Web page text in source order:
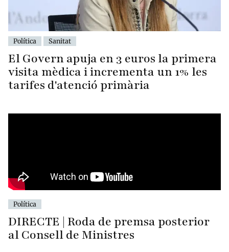
Política Sanitat
El Govern apuja en 3 euros la primera
visita mèdica i incrementa un 1% les
tarifes d'atenció primària
Política
DIRECTE | Roda de premsa posterior
al Consell de Ministres